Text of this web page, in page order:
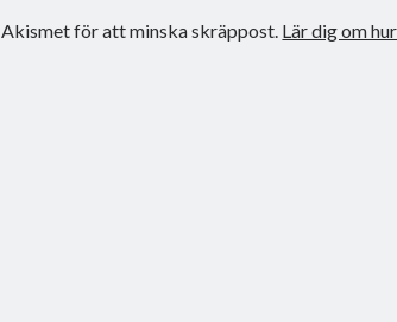
för att minska skräppost. Lär dig om